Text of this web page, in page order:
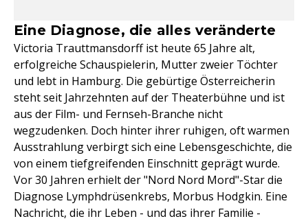
Eine Diagnose, die alles veränderte
Victoria Trauttmansdorff ist heute 65 Jahre alt,
erfolgreiche Schauspielerin, Mutter zweier Töchter
und lebt in Hamburg. Die gebürtige Österreicherin
steht seit Jahrzehnten auf der Theaterbühne und ist
aus der Film- und Fernseh-Branche nicht
wegzudenken. Doch hinter ihrer ruhigen, oft warmen
Ausstrahlung verbirgt sich eine Lebensgeschichte, die
von einem tiefgreifenden Einschnitt geprägt wurde.
Vor 30 Jahren erhielt der "Nord Nord Mord"-Star die
Diagnose Lymphdrüsenkrebs, Morbus Hodgkin. Eine
Nachricht, die ihr Leben - und das ihrer Familie -